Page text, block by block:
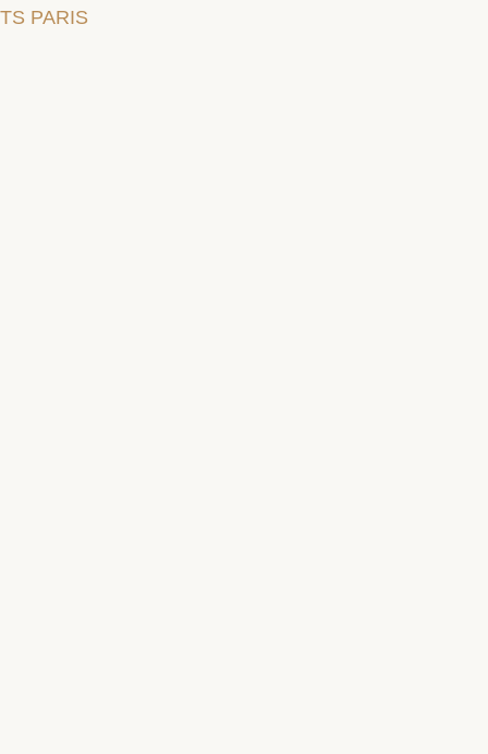
TS PARIS